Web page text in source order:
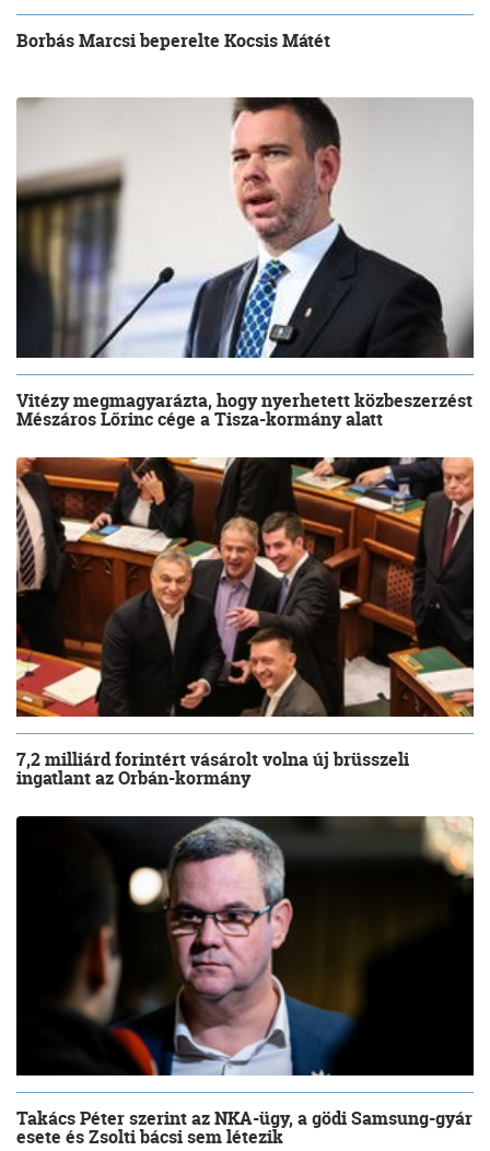
Borbás Marcsi beperelte Kocsis Mátét
Vitézy megmagyarázta, hogy nyerhetett közbeszerzést
Mészáros Lőrinc cége a Tisza-kormány alatt
7,2 milliárd forintért vásárolt volna új brüsszeli
ingatlant az Orbán-kormány
Takács Péter szerint az NKA-ügy, a gödi Samsung-gyár
esete és Zsolti bácsi sem létezik